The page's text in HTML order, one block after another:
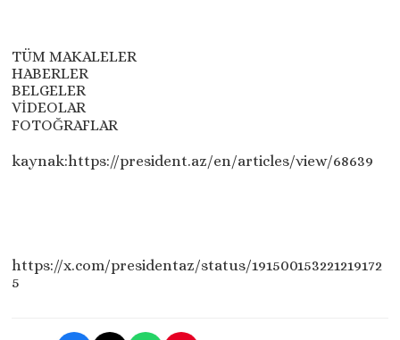
TÜM MAKALELER
HABERLER
BELGELER
VİDEOLAR
FOTOĞRAFLAR
kaynak:https://president.az/en/articles/view/68639
https://x.com/presidentaz/status/191500153221219172
5